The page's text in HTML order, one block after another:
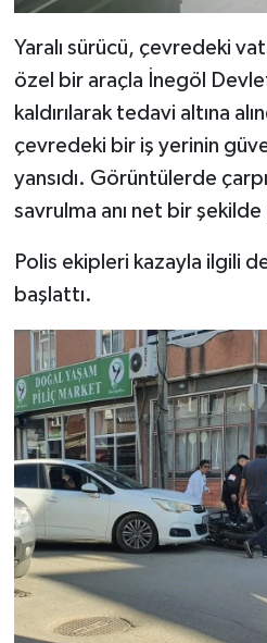
Yaralı sürücü, çevredeki
özel bir araçla İnegöl
kaldırılarak tedavi altına
çevredeki bir iş yerinin
yansıdı. Görüntülerde
savrulma anı net bir
Polis ekipleri kazayla ilgili
başlattı.